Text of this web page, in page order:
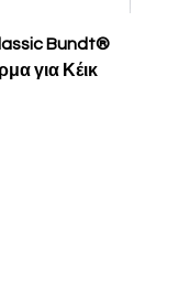
Bundt®
για Κέικ